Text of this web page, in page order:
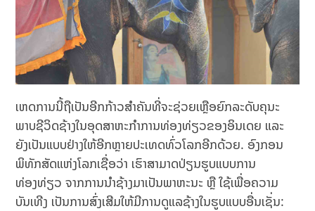
ເຫດການນີ້ຖືເປັນອີກກ້າວສຳຄັນທີ່ຈະຊ່ວຍເຫຼືອຍົກລະດັບຄຸນະ
ພາບຊີວິດຊ້າງໃນອຸດສາຫະກຳການທ່ອງທ່ຽວຂອງອິນເດຍ ແລະ
ຍັງເປັນແບບຢ່າງໃຫ້ອີກຫຼາຍປະເທດທົ່ວໂລກອີກດ້ວຍ. ອົງກອນ
ພິທັກສັດແຫ່ງໂລກເຊື່ອວ່າ ເຮົາສາມາດປ່ຽນຮູບແບບການ
ທ່ອງທ່ຽວ ຈາກການນຳຊ້າງມາເປັນພາຫະນະ ຫຼື ໃຊ້ເພື່ອຄວາມ
ບັນເທີງ ເປັນການສົ່ງເສີມໃຫ້ມີການດູແລຊ້າງໃນຮູບແບບອື່ນເຊັ່ນ: